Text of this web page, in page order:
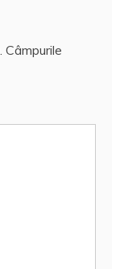
Câmpurile